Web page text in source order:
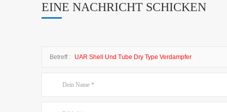
EINE NACHRICHT SCHICKEN
Betreff : UAR Shell Und Tube Dry Type Verdampfer